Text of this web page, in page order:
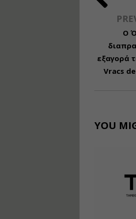
Ο
εξαγορά
Vracs
YOU